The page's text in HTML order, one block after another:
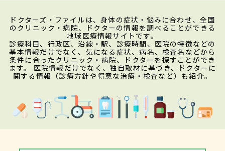
ドクターズ・ファイルは、身体の症状・悩みに合わせ、全国
のクリニック・病院、ドクターの情報を調べることができる
地域医療情報サイトです。
診療科目、行政区、沿線・駅、診療時間、医院の特徴などの
基本情報だけでなく、気になる症状、病名、検査名などから
条件に合ったクリニック・病院、ドクターを探すことができ
ます。 医院情報だけでなく、独自取材に基づき、ドクターに
関する情報（診療方針や得意な治療・検査など）も紹介。